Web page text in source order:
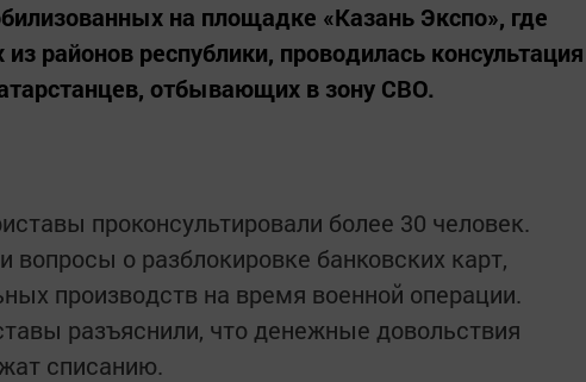
на площадке «Казань Экспо», где
районов республики, проводилась консультация
отбывающих в зону СВО.
проконсультировали более 30 человек.
о разблокировке банковских карт,
производств на время военной операции.
разъяснили, что денежные довольствия
списанию.